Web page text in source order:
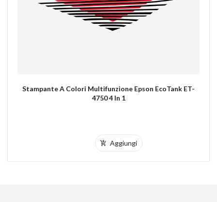
Stampante A Colori Multifunzione Epson EcoTank ET-
4750 4 In 1
Aggiungi